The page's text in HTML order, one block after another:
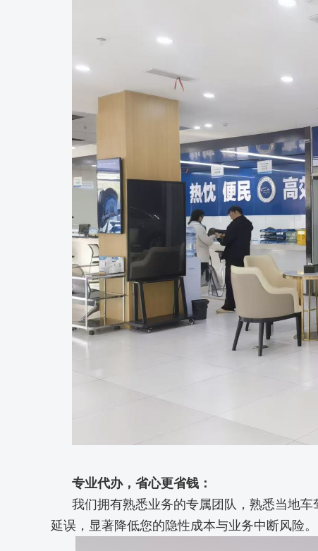
专业代办，省心更省钱：
我们拥有熟悉业务的专属团队，熟悉当地
延误，显著降低您的隐性成本与业务中断风险。